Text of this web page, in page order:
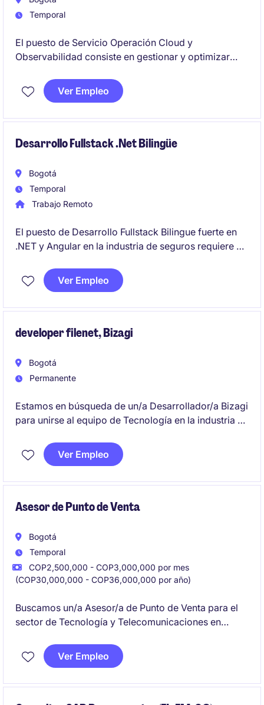
Temporal
El puesto de Servicio Operación Cloud y
Observabilidad consiste en gestionar y optimizar
para garantizar la continuidad y eficiencia de los
servicios tecnológicos. Se busca un/a profesional
servicios financieros.
Ver Empleo
Desarrollo Fullstack .Net Bilingüe
Bogotá
Temporal
Trabajo Remoto
El puesto de Desarrollo Fullstack Bilingue fuerte en
.NET y Angular en la industria de seguros requiere un
desarrollo de software tanto en el front-end como en
el back-end. La posición está ubicada en Bogotá y
Ver Empleo
developer filenet, Bizagi
Bogotá
Permanente
Estamos en búsqueda de un/a Desarrollador/a Bizagi
para unirse al equipo de Tecnología en la industria de
candidato/a ideal será responsable de diseñar,
desarrollar e implementar soluciones en Bizagi,
Ver Empleo
Asesor de Punto de Venta
Bogotá
Temporal
COP2,500,000 - COP3,000,000 por mes
(COP30,000,000 - COP36,000,000 por año)
Buscamos un/a Asesor/a de Punto de Venta para el
sector de Tecnología y Telecomunicaciones en
cliente y garantizar la correcta ejecución de las
estrategias comerciales en el punto de venta.
Ver Empleo